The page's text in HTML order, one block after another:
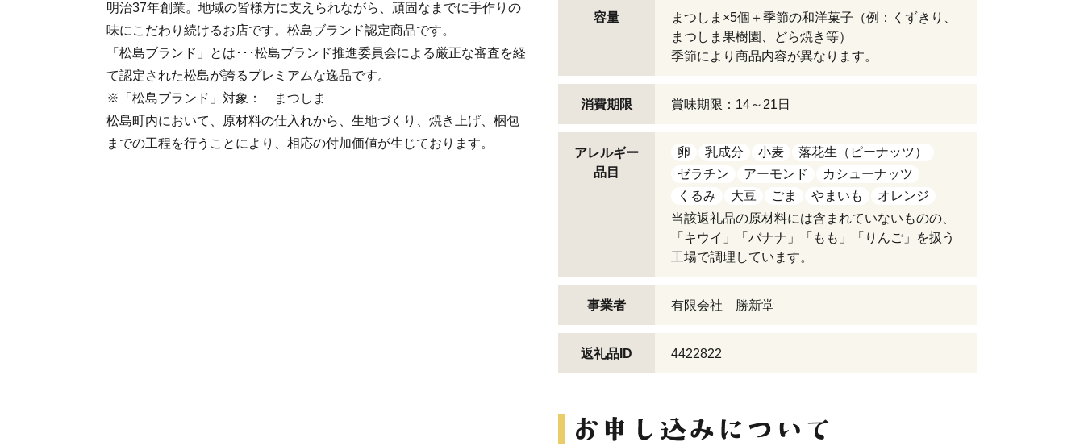
明治37年創業。地域の皆様方に支えられながら、頑固なまでに手作りの
味にこだわり続けるお店です。松島ブランド認定商品です。
「松島ブランド」とは･･･松島ブランド推進委員会による厳正な審査を経
て認定された松島が誇るプレミアムな逸品です。
※「松島ブランド」対象： まつしま
松島町内において、原材料の仕入れから、生地づくり、焼き上げ、梱包
までの工程を行うことにより、相応の付加価値が生じております。
容量
まつしま×5個＋季節の和洋菓子（例：くずきり、
まつしま果樹園、どら焼き等）
季節により商品内容が異なります。
消費期限 賞味期限：14～21日
アレルギー
品目
卵 乳成分 小麦
落花生（ピーナッツ）
ゼラチン
アーモンド
カシューナッツ
くるみ
大豆 ごま やまいも
オレンジ
当該返礼品の原材料には含まれていないものの、
「キウイ」「バナナ」「もも」「りんご」を扱う
工場で調理しています。
事業者 有限会社 勝新堂
返礼品ID 4422822